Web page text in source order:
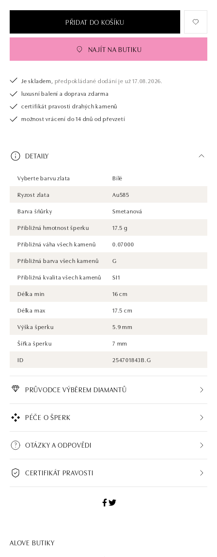
PŘIDAT DO KOŠÍKU
NAJÍT NA BUTIKU
Je skladem, předpokládané dodání je už 17.08.2026.
luxusní balení a doprava zdarma
certifikát pravosti drahých kamenů
možnost vrácení do 14 dnů od převzetí
DETAILY
Vyberte barvu zlata
Bílé
Ryzost zlata
Au585
Barva šňůrky
Smetanová
Přibližná hmotnost šperku
17.5 g
Přibližná váha všech kamenů
0.07000
Přibližná barva všech kamenů
G
Přibližná kvalita všech kamenů
SI1
Délka min
16 cm
Délka max
17.5 cm
Výška šperku
5.9 mm
Šířka šperku
7 mm
ID
254701843B.G
PRŮVODCE VÝBĚREM DIAMANTŮ
PÉČE O ŠPERK
OTÁZKY A ODPOVĚDI
CERTIFIKÁT PRAVOSTI
ALOVE BUTIKY